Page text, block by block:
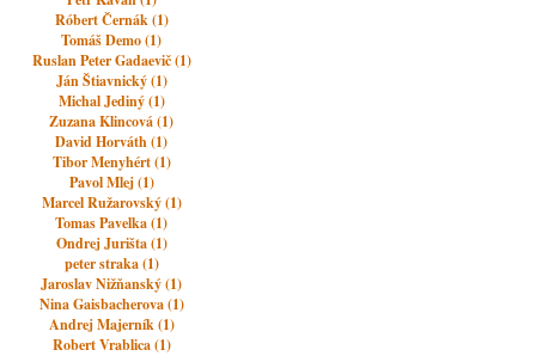
Róbert Černák (1)
Tomáš Demo (1)
Ruslan Peter Gadaevič (1)
Ján Štiavnický (1)
Michal Jediný (1)
Zuzana Klincová (1)
David Horváth (1)
Tibor Menyhért (1)
Pavol Mlej (1)
Marcel Ružarovský (1)
Tomas Pavelka (1)
Ondrej Jurišta (1)
peter straka (1)
Jaroslav Nižňanský (1)
Nina Gaisbacherova (1)
Andrej Majerník (1)
Robert Vrablica (1)